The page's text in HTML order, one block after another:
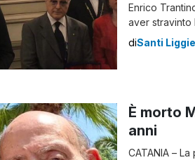
Enrico
aver stravinto
di
pomeriggio
diSanti
È morto
anni
CATANIA –